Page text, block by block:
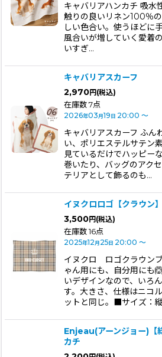
キャバリアハンカチ 吸水
触りの良いリネン100％
しい色合い。使うほどに
風合いが増していく愛着
いすぎ…
キャバリアスカーフ
2,970円 (税込)
在庫数 7点
2026年03月19日 20:00 ～
キャバリアスカーフ ふん
い、ポリエステルサテン
見ているだけでハッピー
巻いたり、バッグのアク
テリアとして飾るのも…
イヌクロロゴ【クラウン
3,500円 (税込)
在庫数 16点
2025年12月25日 20:00 ～
イヌクロ ロゴクラウン
ゃん用にも、自分用にも
いデザインなので、いろ
す。大きさ、仕様はニコ
ットと同じ。■サイズ：
Enjeau(アーンジョー)【
カチ